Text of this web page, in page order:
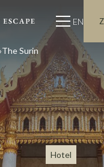
EN
The Surin
Hotel